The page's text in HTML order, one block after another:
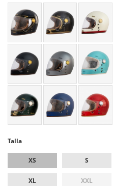
Talla
XS S
XL XXL